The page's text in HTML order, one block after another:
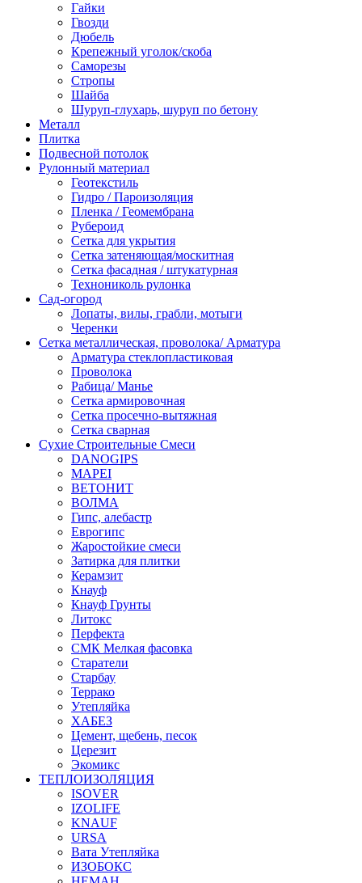
Гайки
Гвозди
Дюбель
Крепежный уголок/скоба
Саморезы
Стропы
Шайба
Шуруп-глухарь, шуруп по бетону
Металл
Плитка
Подвесной потолок
Рулонный материал
Геотекстиль
Гидро / Пароизоляция
Пленка / Геомембрана
Рубероид
Сетка для укрытия
Сетка затеняющая/москитная
Сетка фасадная / штукатурная
Технониколь рулонка
Сад-огород
Лопаты, вилы, грабли, мотыги
Черенки
Сетка металлическая, проволока/ Арматура
Арматура стеклопластиковая
Проволока
Рабица/ Манье
Сетка армировочная
Сетка просечно-вытяжная
Сетка сварная
Сухие Строительные Смеси
DANOGIPS
MAPEI
ВЕТОНИТ
ВОЛМА
Гипс, алебастр
Еврогипс
Жаростойкие смеси
Затирка для плитки
Керамзит
Кнауф
Кнауф Грунты
Литокс
Перфекта
СМК Мелкая фасовка
Старатели
Старбау
Террако
Утепляйка
ХАБЕЗ
Цемент, щебень, песок
Церезит
Экомикс
ТЕПЛОИЗОЛЯЦИЯ
ISOVER
IZOLIFE
KNAUF
URSA
Вата Утепляйка
ИЗОБОКС